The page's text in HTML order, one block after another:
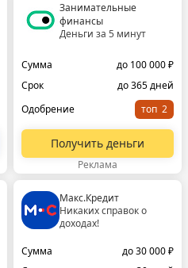
Занимательные
финансы
Деньги за 5 минут
Сумма
до 100 000 ₽
Срок
до 365 дней
Одобрение
топ
Получить деньги
Реклама
Макс.Кредит
Никаких справок о
доходах!
Сумма
до 30 000 ₽